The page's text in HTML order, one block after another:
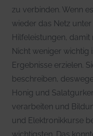
zu verbinden. Wenn
wieder das Netz
Hilfeleistungen,
Nicht weniger wichtig
Ergebnisse erzielen.
beschreiben,
Honig und
verarbeiten und
und Elektronikkurse